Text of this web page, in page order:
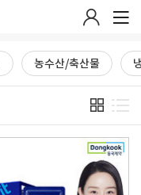
농수산/축산물